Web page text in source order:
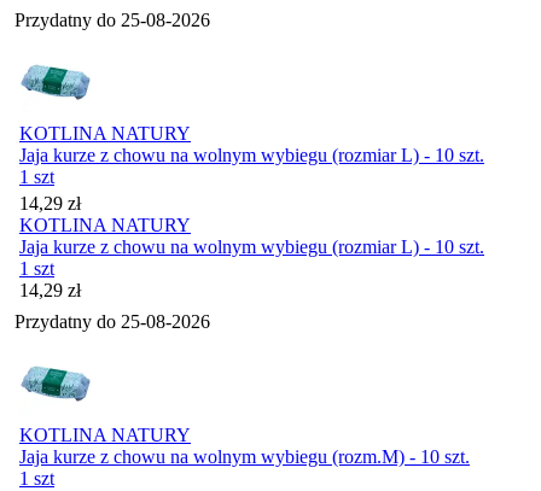
Przydatny do 25-08-2026
KOTLINA NATURY
Jaja kurze z chowu na wolnym wybiegu (rozmiar L) - 10 szt.
1 szt
Cena
14,29 zł
KOTLINA NATURY
Jaja kurze z chowu na wolnym wybiegu (rozmiar L) - 10 szt.
1 szt
Cena
14,29 zł
Przydatny do 25-08-2026
KOTLINA NATURY
Jaja kurze z chowu na wolnym wybiegu (rozm.M) - 10 szt.
1 szt